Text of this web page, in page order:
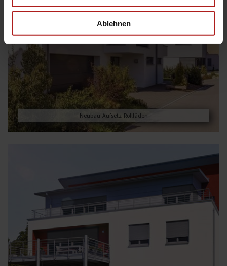
Ablehnen
Neubau-Aufsetz-Rollläden